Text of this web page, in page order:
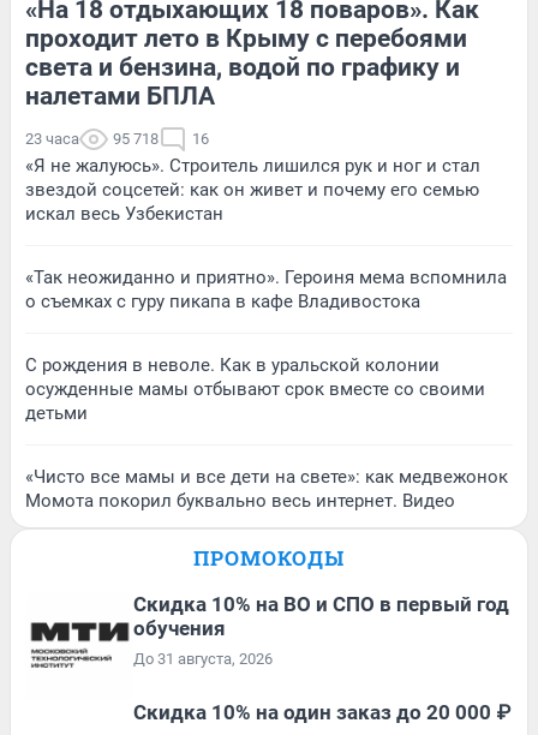
«На 18 отдыхающих 18 поваров». Как
проходит лето в Крыму с перебоями
света и бензина, водой по графику и
налетами БПЛА
23 часа 95 718 16
«Я не жалуюсь». Строитель лишился рук и ног и стал
звездой соцсетей: как он живет и почему его семью
искал весь Узбекистан
«Так неожиданно и приятно». Героиня мема вспомнила
о съемках с гуру пикапа в кафе Владивостока
С рождения в неволе. Как в уральской колонии
осужденные мамы отбывают срок вместе со своими
детьми
«Чисто все мамы и все дети на свете»: как медвежонок
Момота покорил буквально весь интернет. Видео
ПРОМОКОДЫ
Скидка 10% на ВО и СПО в первый год
обучения
До 31 августа, 2026
Скидка 10% на один заказ до 20 000 ₽